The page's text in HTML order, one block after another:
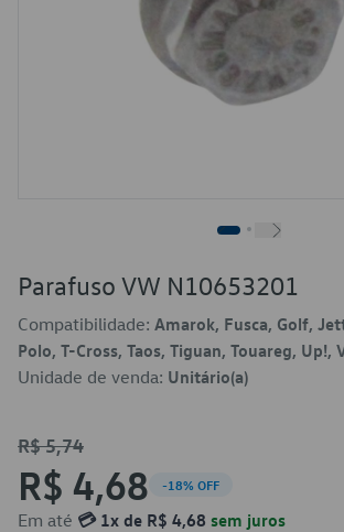
Parafuso VW N10653201
Compatibilidade: Amarok, Fusca, Golf,
Polo, T-Cross, Taos, Tiguan, Touareg, Up!,
Unidade de venda: Unitário(a)
R$ 5,74
R$ 4,68 -18% OFF
Em até 💳 1x de R$ 4,68 sem juros